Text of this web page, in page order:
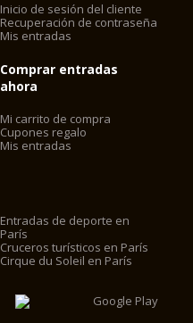
Inicio de sesión del cliente
Recuperación de contraseña
Mis entradas
Comprar entradas
ahora
Mi carrito de compra
Cupones regalo
Mis entradas
Entradas de deporte en
París
Cruceros turísticos en París
Cirque du Soleil en París